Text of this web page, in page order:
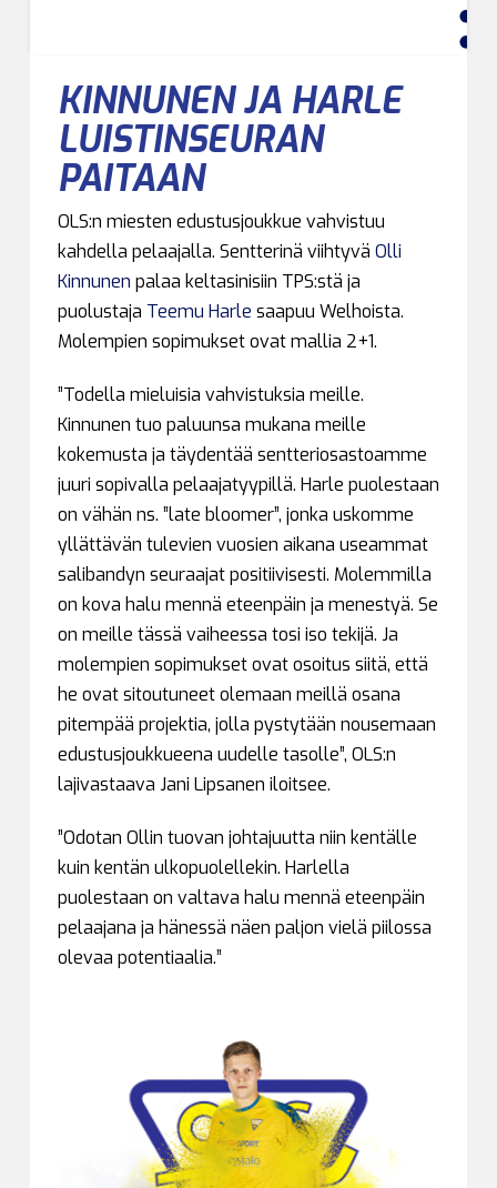
KINNUNEN JA HARLE
LUISTINSEURAN
PAITAAN
OLS:n miesten edustusjoukkue vahvistuu
kahdella pelaajalla. Sentterinä viihtyvä Olli
Kinnunen palaa keltasinisiin TPS:stä ja
puolustaja Teemu Harle saapuu Welhoista.
Molempien sopimukset ovat mallia 2+1.
”Todella mieluisia vahvistuksia meille.
Kinnunen tuo paluunsa mukana meille
kokemusta ja täydentää sentteriosastoamme
juuri sopivalla pelaajatyypillä. Harle puolestaan
on vähän ns. ”late bloomer”, jonka uskomme
yllättävän tulevien vuosien aikana useammat
salibandyn seuraajat positiivisesti. Molemmilla
on kova halu mennä eteenpäin ja menestyä. Se
on meille tässä vaiheessa tosi iso tekijä. Ja
molempien sopimukset ovat osoitus siitä, että
he ovat sitoutuneet olemaan meillä osana
pitempää projektia, jolla pystytään nousemaan
edustusjoukkueena uudelle tasolle”, OLS:n
lajivastaava Jani Lipsanen iloitsee.
”Odotan Ollin tuovan johtajuutta niin kentälle
kuin kentän ulkopuolellekin. Harlella
puolestaan on valtava halu mennä eteenpäin
pelaajana ja hänessä näen paljon vielä piilossa
olevaa potentiaalia.”